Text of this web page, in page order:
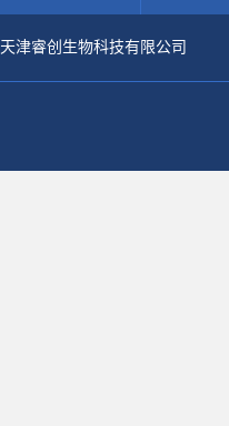
天津睿创生物科技有限公司